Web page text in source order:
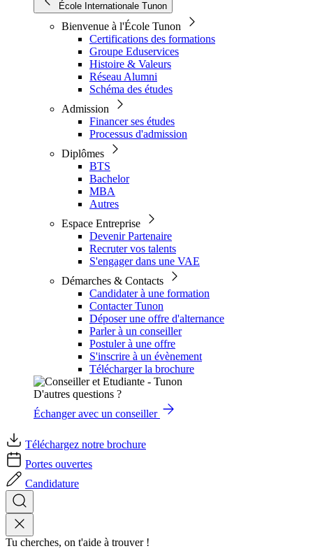
École Internationale Tunon
Bienvenue à l'École Tunon
Certifications des formations
Groupe Eduservices
Histoire & Valeurs
Réseau Alumni
Schéma des études
Admission
Financer ses études
Processus d'admission
Diplômes
BTS
Bachelor
MBA
Autres
Espace Entreprise
Devenir Partenaire
Recruter vos talents
S'engager dans une VAE
Démarches & Contacts
Candidater à une formation
Contacter Tunon
Déposer une offre d'alternance
Parler à un conseiller
Postuler à une offre
S'inscrire à un évènement
Télécharger la brochure
D'autres questions ?
Échanger avec un conseiller
Téléchargez notre brochure
Portes ouvertes
Candidature
Tu cherches, on t'aide à trouver !